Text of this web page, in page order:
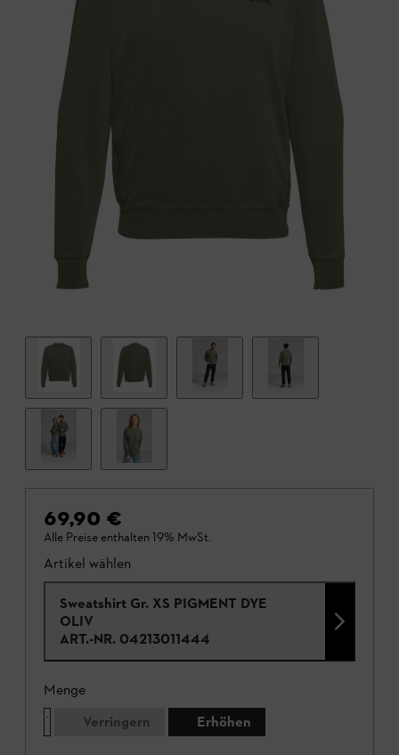
69,90 €
Alle Preise enthalten 19% MwSt.
Artikel wählen
Sweatshirt Gr. XS PIGMENT DYE
OLIV
ART.-NR. 04213011444
Menge
Verringern
Erhöhen